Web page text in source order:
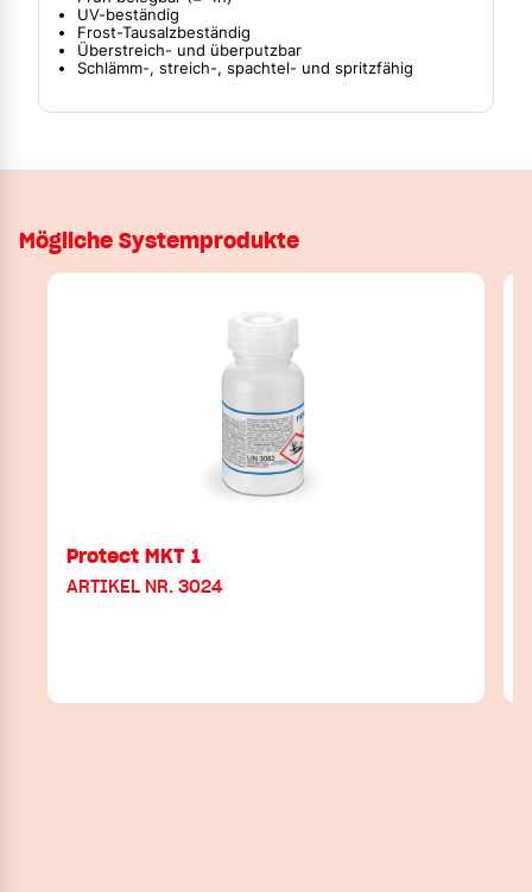
UV-beständig
Frost-Tausalzbeständig
Überstreich- und überputzbar
Schlämm-, streich-, spachtel- und spritzfähig
Mögliche Systemprodukte
Protect MKT 1
ARTIKEL NR. 3024